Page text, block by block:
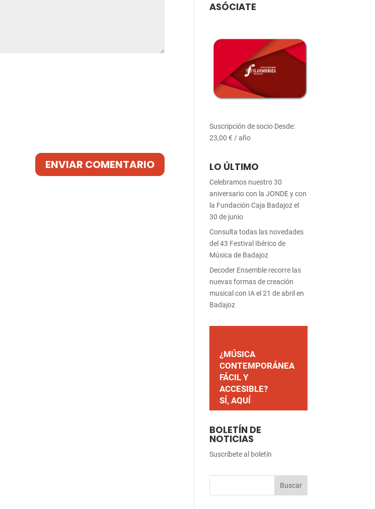
ASÓCIATE
Suscripción de socio Desde:
23,00€ / año
LO ÚLTIMO
Celebramos nuestro 30
aniversario con la JONDE y con
la Fundación Caja Badajoz el
30 de junio
Consulta todas las novedades
del 43 Festival Ibérico de
Música de Badajoz
Decoder Ensemble recorre las
nuevas formas de creación
musical con IA el 21 de abril en
Badajoz
¿MÚSICA
CONTEMPORÁNEA
FÁCIL Y
ACCESIBLE?
SÍ, AQUÍ
BOLETÍN DE
NOTICIAS
Suscríbete al boletín